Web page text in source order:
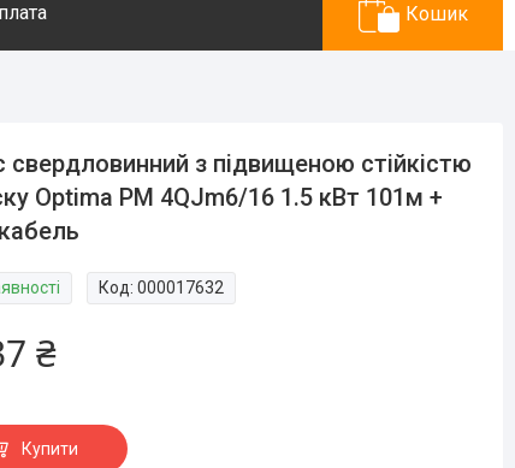
Кошик
свердловинний з підвищеною стійкістю
Optima PM 4QJm6/16 1.5 кВт 101м +
Код:000017632
₴
Купити